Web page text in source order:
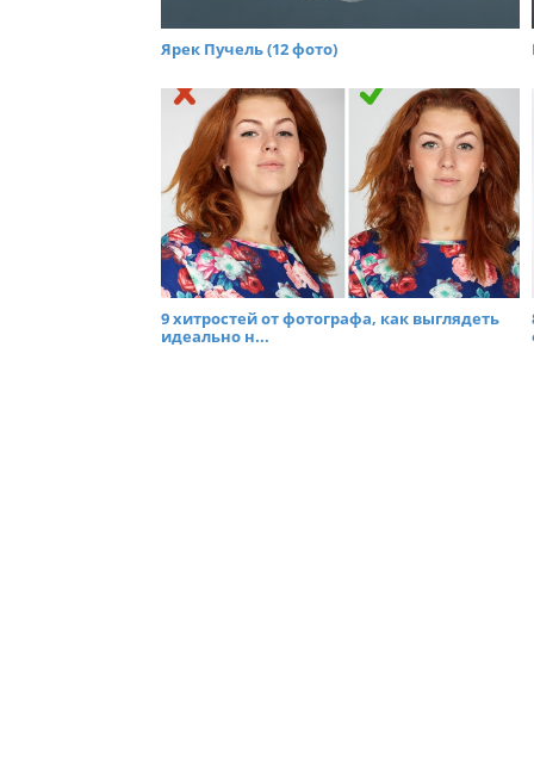
Ярек Пучель (12 фото)
9 хитростей от фотографа, как выглядеть
идеально н...